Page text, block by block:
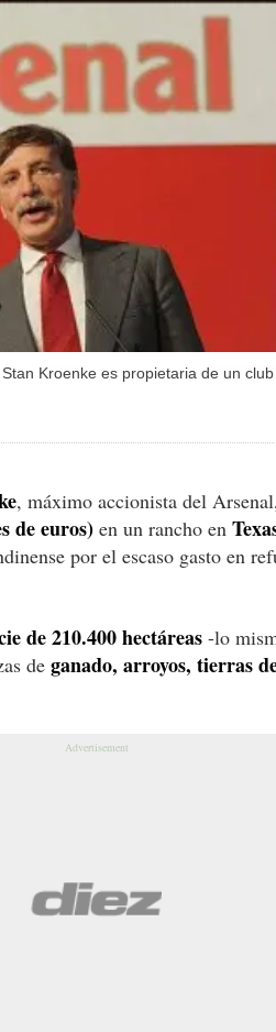
Kroenke es propietaria de un
, máximo accionista del
de euros) en un rancho en
por el escaso gasto en
de 210.400 hectáreas -lo
de ganado, arroyos, tierras